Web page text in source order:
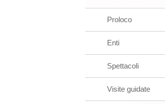
Proloco
Enti
Spettacoli
Visite guidate